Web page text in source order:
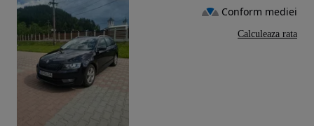
Conform mediei
Calculeaza rata